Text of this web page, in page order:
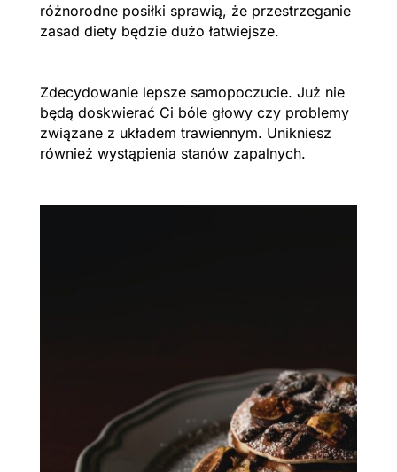
różnorodne posiłki sprawią, że przestrzeganie
zasad diety będzie dużo łatwiejsze.
Zdecydowanie lepsze samopoczucie. Już nie
będą doskwierać Ci bóle głowy czy problemy
związane z układem trawiennym. Unikniesz
również wystąpienia stanów zapalnych.